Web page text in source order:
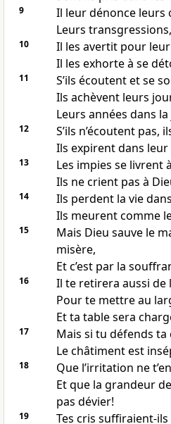
9
Il leur dénonce leurs
Leurs
10
Il les avertit pour
Il les exhorte à se
11
S’ils écoutent et se
Ils achèvent leurs
Leurs années dans la
12
S’ils n’écoutent pas,
Ils expirent dans
13
Les impies se livrent
Ils ne crient pas à
14
Ils perdent la vie
Ils meurent comme
15
Mais Dieu sauve le
misère,
Et c’est par la
16
Il te retirera aussi de
Pour te mettre au
Et ta table sera
17
Mais si tu défends
Le châtiment est
18
Que l’irritation ne
Et que la grandeur
pas dévier!
19
Tes cris suffiraient-